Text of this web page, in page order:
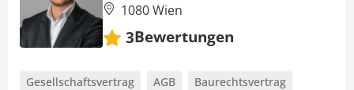
1080 Wien
3Bewertungen
Gesellschaftsvertrag AGB
Baurechtsvertrag